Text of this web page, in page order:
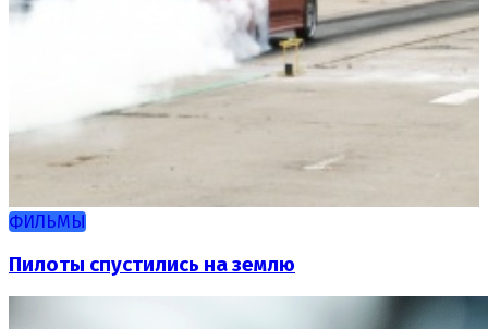
ФИЛЬМЫ
Пилоты спустились на землю